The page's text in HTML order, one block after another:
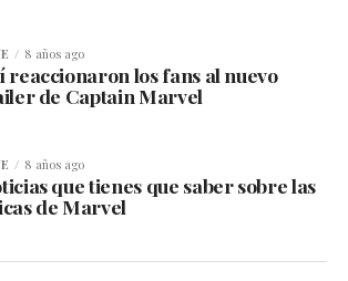
8 años ago
reaccionaron los fans al nuevo
de Captain Marvel
8 años ago
que tienes que saber sobre las
de Marvel